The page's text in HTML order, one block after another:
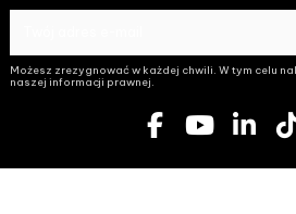
Możesz zrezygnować w każdej chwili. W tym celu
naszej informacji prawnej.